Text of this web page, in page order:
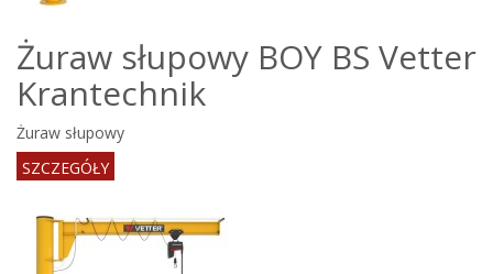
Żuraw słupowy BOY BS Vetter
Krantechnik
Żuraw słupowy
SZCZEGÓŁY